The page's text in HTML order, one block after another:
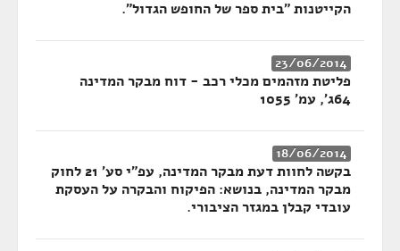
הקייטנות "בית ספר של החופש הגדול".
23/06/2014
פליטת מזהמים מכלי רכב - דוח מבקר המדינה
64ג', עמ' 1055
18/06/2014
בקשה לחוות דעת מבקר המדינה, עפ"י סע' 21 לחוק
מבקר המדינה, בנושא: הפיקוח והבקרה על העסקת
עובדי קבלן במגזר הציבורי.